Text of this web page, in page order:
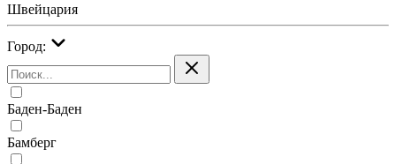
Швейцария
Город:
Баден-Баден
Бамберг